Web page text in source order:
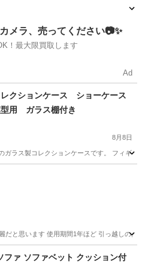
具 メラ、売ってください📷✨
！最大限買取します
Ad
クションケース ショーケース
型用 ガラス棚付き
8月8日
ガラス製コレクションケースです。 フィギ
だと思います 使用期間1年ほど 引っ越しのた
ファ ソファベット クッション付